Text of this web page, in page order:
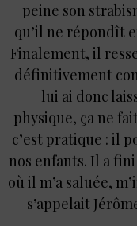
peine son
qu’il ne répondît
Finalement, il
définitivement
lui ai donc
physique, ça ne
c’est pratique : il
nos enfants. Il a
où il m’a saluée,
s’appelait